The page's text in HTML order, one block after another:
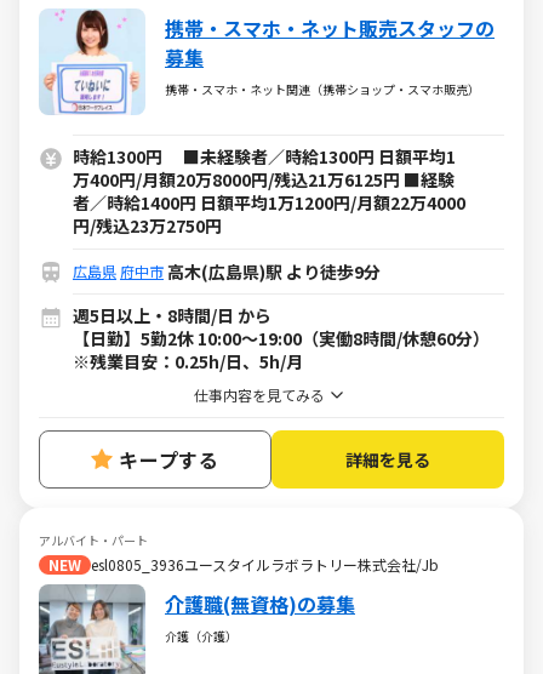
携帯・スマホ・ネット販売スタッフの
募集
携帯・スマホ・ネット関連（携帯ショップ・スマホ販売）
時給1300円 ■未経験者／時給1300円 日額平均1
万400円/月額20万8000円/残込21万6125円 ■経験
者／時給1400円 日額平均1万1200円/月額22万4000
円/残込23万2750円
広島県 府中市 高木(広島県)駅 より徒歩9分
週5日以上・8時間/日 から
【日勤】5勤2休 10:00～19:00（実働8時間/休憩60分）
※残業目安：0.25h/日、5h/月
仕事内容を見てみる
キープする 詳細を見る
アルバイト・パート
NEW esl0805_3936ユースタイルラボラトリー株式会社/Jb
介護職(無資格)の募集
介護（介護）